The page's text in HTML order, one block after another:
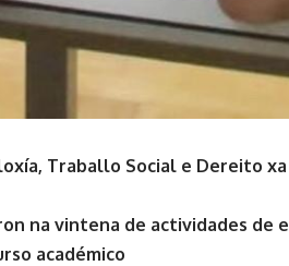
Traballo Social e Dereito
na vintena de actividades de
académico